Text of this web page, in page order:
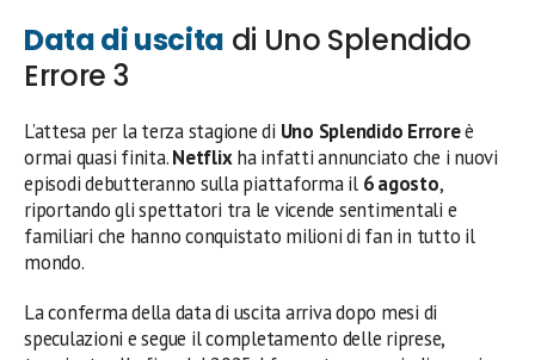
Data di uscita di Uno Splendido
Errore 3
L’attesa per la terza stagione di Uno Splendido Erroreè
ormai quasi finita.Netflixha infatti annunciato che i nuovi
episodi debutteranno sulla piattaforma il 6 agosto,
riportando gli spettatori tra le vicende sentimentali e
familiari che hanno conquistato milioni di fan in tutto il
mondo.
La conferma della data di uscita arriva dopo mesi di
speculazioni e segue il completamento delle riprese,